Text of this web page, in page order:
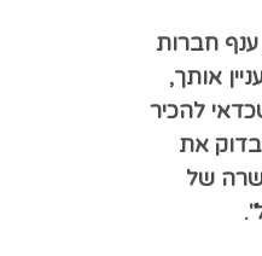
ענף חברות
אותך,
להכיר
את
של